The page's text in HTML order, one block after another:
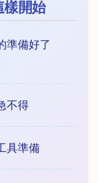
樣開始
準備好了
不得
具準備